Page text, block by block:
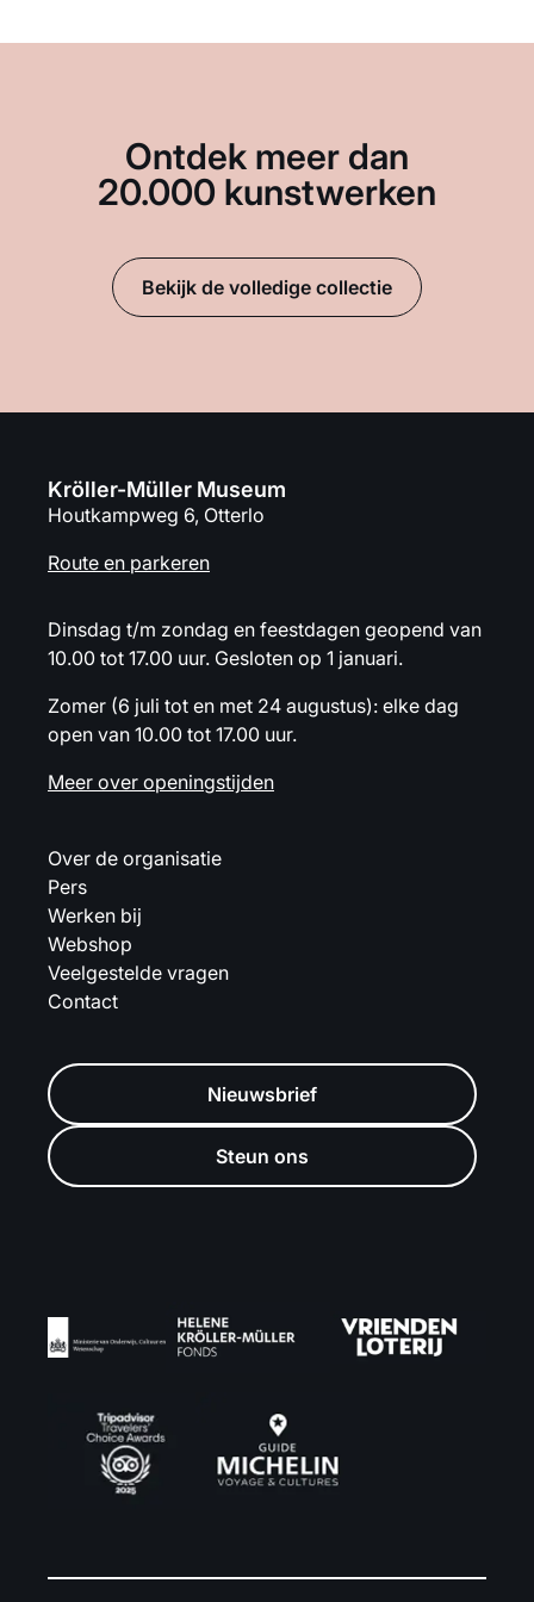
Ontdek meer dan
20.000 kunstwerken
Bekijk de volledige collectie
Kröller-Müller Museum
Houtkampweg 6, Otterlo
Route en parkeren
Dinsdag t/m zondag en feestdagen geopend van
10.00 tot 17.00 uur. Gesloten op 1 januari.
Zomer (6 juli tot en met 24 augustus): elke dag
open van 10.00 tot 17.00 uur.
Meer over openingstijden
Over de organisatie
Pers
Werken bij
Webshop
Veelgestelde vragen
Contact
Nieuwsbrief
Steun ons